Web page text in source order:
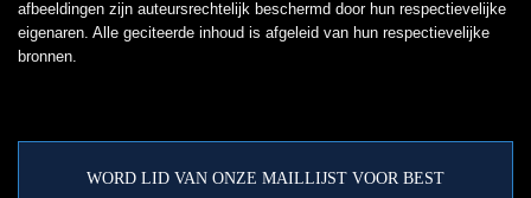
afbeeldingen zijn auteursrechtelijk beschermd door hun respectievelijke
eigenaren. Alle geciteerde inhoud is afgeleid van hun respectievelijke
bronnen.
WORD LID VAN ONZE MAILLIJST VOOR BEST